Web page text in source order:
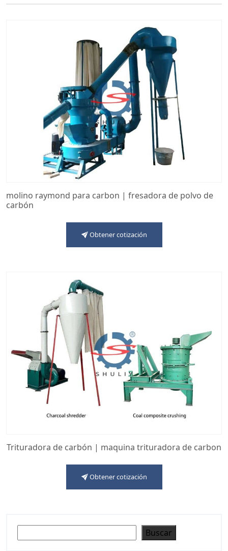
Buscar
molino raymond para carbon | fresadora de polvo de
carbón
Obtener cotización
Trituradora de carbón | maquina trituradora de carbon
Obtener cotización